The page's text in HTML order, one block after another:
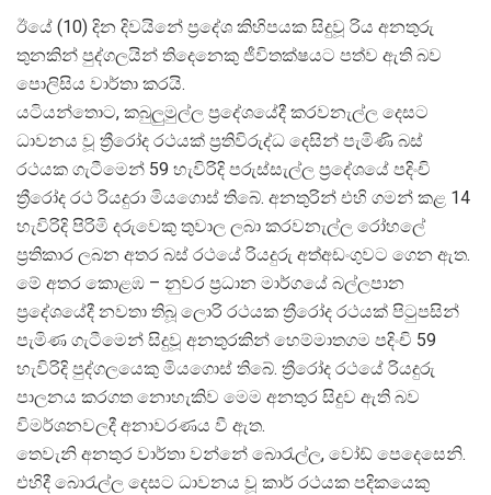
ඊයේ (10) දින දිවයිනේ ප්රදේශ කිහිපයක සිදුවූ රිය අනතුරු
තුනකින් පුද්ගලයින් තිදෙනෙකු ජීවිතක්ෂයට පත්ව ඇති බව
පොලිසිය වාර්තා කරයි.
යටියන්තොට, කබුලුමුල්ල ප්රදේශයේදී කරවනැල්ල දෙසට
ධාවනය වූ ත්රීරෝද රථයක් ප්රතිවිරුද්ධ දෙසින් පැමිණි බස්
රථයක ගැටීමෙන් 59 හැවිරිදි පරුස්සැල්ල ප්රදේශයේ පදිංචි
ත්රීරෝද රථ රියදුරා මියගොස් තිබේ. අනතුරින් එහි ගමන් කළ 14
හැවිරිදි පිරිමි දරුවෙකු තුවාල ලබා කරවනැල්ල රෝහලේ
ප්රතිකාර ලබන අතර බස් රථයේ රියදුරු අත්අඩංගුවට ගෙන ඇත.
මේ අතර කොළඹ – නුවර ප්රධාන මාර්ගයේ බල්ලපාන
ප්රදේශයේදී නවතා තිබූ ලොරි රථයක ත්රීරෝද රථයක් පිටුපසින්
පැමිණ ගැටීමෙන් සිදුවූ අනතුරකින් හෙම්මාතගම පදිංචි 59
හැවිරිදි පුද්ගලයෙකු මියගොස් තිබේ. ත්රීරෝද රථයේ රියදුරු
පාලනය කරගත නොහැකිව මෙම අනතුර සිදුව ඇති බව
විමර්ශනවලදී අනාවරණය වී ඇත.
තෙවැනි අනතුර වාර්තා වන්නේ බොරැල්ල, වෝඩ් පෙදෙසෙනි.
එහිදී බොරැල්ල දෙසට ධාවනය වූ කාර් රථයක පදිකයෙකු